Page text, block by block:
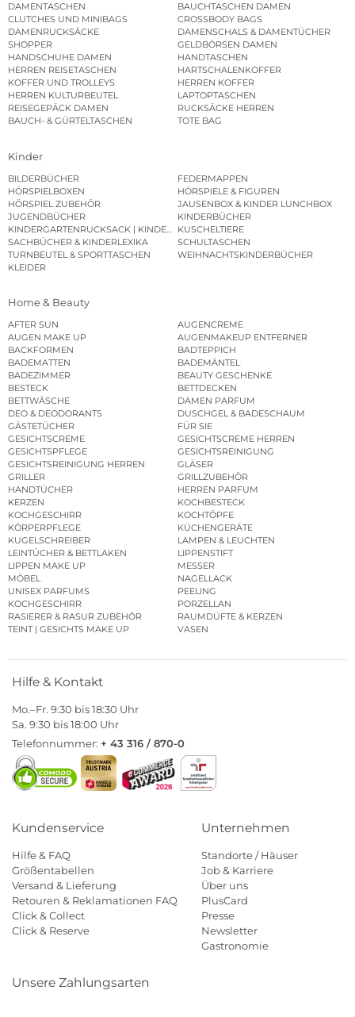
DAMENTASCHEN
BAUCHTASCHEN DAMEN
CLUTCHES UND MINIBAGS
CROSSBODY BAGS
DAMENRUCKSÄCKE
DAMENSCHALS & DAMENTÜCHER
SHOPPER
GELDBÖRSEN DAMEN
HANDSCHUHE DAMEN
HANDTASCHEN
HERREN REISETASCHEN
HARTSCHALENKOFFER
KOFFER UND TROLLEYS
HERREN KOFFER
HERREN KULTURBEUTEL
LAPTOPTASCHEN
REISEGEPÄCK DAMEN
RUCKSÄCKE HERREN
BAUCH- & GÜRTELTASCHEN
TOTE BAG
Kinder
BILDERBÜCHER
FEDERMAPPEN
HÖRSPIELBOXEN
HÖRSPIELE & FIGUREN
HÖRSPIEL ZUBEHÖR
JAUSENBOX & KINDER LUNCHBOX
JUGENDBÜCHER
KINDERBÜCHER
KINDERGARTENRUCKSACK | KINDERGARTENBEUTEL
KUSCHELTIERE
SACHBÜCHER & KINDERLEXIKA
SCHULTASCHEN
TURNBEUTEL & SPORTTASCHEN
WEIHNACHTSKINDERBÜCHER
KLEIDER
Home & Beauty
AFTER SUN
AUGENCREME
AUGEN MAKE UP
AUGENMAKEUP ENTFERNER
BACKFORMEN
BADTEPPICH
BADEMATTEN
BADEMÄNTEL
BADEZIMMER
BEAUTY GESCHENKE
BESTECK
BETTDECKEN
BETTWÄSCHE
DAMEN PARFUM
DEO & DEODORANTS
DUSCHGEL & BADESCHAUM
GÄSTETÜCHER
FÜR SIE
GESICHTSCREME
GESICHTSCREME HERREN
GESICHTSPFLEGE
GESICHTSREINIGUNG
GESICHTSREINIGUNG HERREN
GLÄSER
GRILLER
GRILLZUBEHÖR
HANDTÜCHER
HERREN PARFUM
KERZEN
KOCHBESTECK
KOCHGESCHIRR
KOCHTÖPFE
KÖRPERPFLEGE
KÜCHENGERÄTE
KUGELSCHREIBER
LAMPEN & LEUCHTEN
LEINTÜCHER & BETTLAKEN
LIPPENSTIFT
LIPPEN MAKE UP
MESSER
MÖBEL
NAGELLACK
UNISEX PARFUMS
PEELING
KOCHGESCHIRR
PORZELLAN
RASIERER & RASUR ZUBEHÖR
RAUMDÜFTE & KERZEN
TEINT | GESICHTS MAKE UP
VASEN
Hilfe & Kontakt
Mo.–Fr. 9:30 bis 18:30 Uhr
Sa. 9:30 bis 18:00 Uhr
Telefonnummer: + 43 316 / 870-0
Kundenservice
Hilfe & FAQ
Größentabellen
Versand & Lieferung
Retouren & Reklamationen FAQ
Click & Collect
Click & Reserve
Unternehmen
Standorte / Häuser
Job & Karriere
Über uns
PlusCard
Presse
Newsletter
Gastronomie
Unsere Zahlungsarten